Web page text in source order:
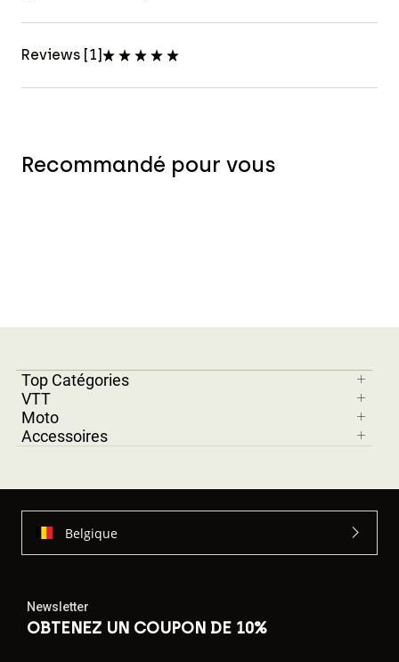
Reviews [1]
Recommandé pour vous
Top Catégories
VTT
Moto
Accessoires
Belgique
Newsletter
OBTENEZ UN COUPON DE 10%